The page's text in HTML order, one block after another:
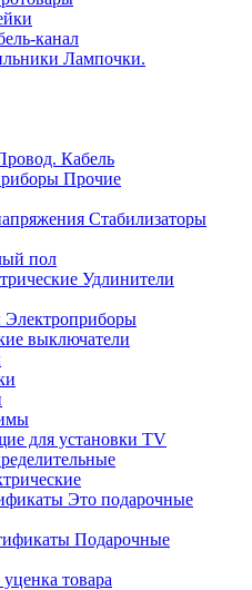
канал
Лампочки.
Кабель
Прочие
Стабилизаторы
пол
Удлинители
Электроприборы
выключатели
для установки TV
Это подарочные
Подарочные
товара